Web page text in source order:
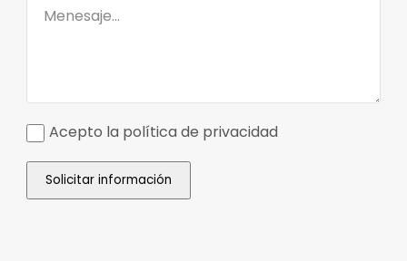
Acepto la política de privacidad
Solicitar información